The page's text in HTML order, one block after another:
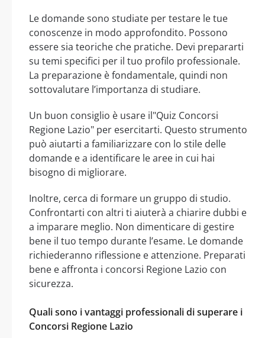
Le domande sono studiate per testare le tue
conoscenze in modo approfondito. Possono
essere sia teoriche che pratiche. Devi prepararti
su temi specifici per il tuo profilo professionale.
La preparazione è fondamentale, quindi non
sottovalutare l’importanza di studiare.
Un buon consiglio è usare il"Quiz Concorsi
Regione Lazio" per esercitarti. Questo strumento
può aiutarti a familiarizzare con lo stile delle
domande e a identificare le aree in cui hai
bisogno di migliorare.
Inoltre, cerca di formare un gruppo di studio.
Confrontarti con altri ti aiuterà a chiarire dubbi e
a imparare meglio. Non dimenticare di gestire
bene il tuo tempo durante l’esame. Le domande
richiederanno riflessione e attenzione. Preparati
bene e affronta i concorsi Regione Lazio con
sicurezza.
Quali sono i vantaggi professionali di superare i
Concorsi Regione Lazio